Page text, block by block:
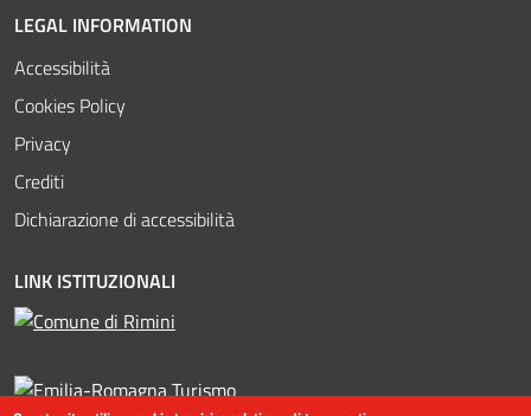
LEGAL INFORMATION
Accessibilità
Cookies Policy
Privacy
Crediti
Dichiarazione di accessibilità
LINK ISTITUZIONALI